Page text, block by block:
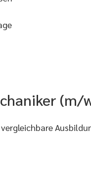
(m/